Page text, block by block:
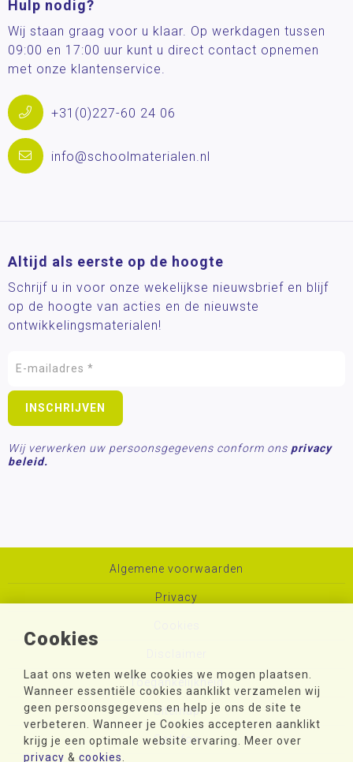
Cookies
Laat ons weten welke cookies we mogen plaatsen.
Wanneer essentiële cookies aanklikt verzamelen wij
geen persoonsgegevens en help je ons de site te
verbeteren. Wanneer je Cookies accepteren aanklikt
krijg je een optimale website ervaring. Meer over
privacy & cookies
Hulp nodig?
Wij staan graag voor u klaar. Op werkdagen tussen
09:00 en 17:00 uur kunt u direct contact opnemen
met onze klantenservice.
+31(0)227-60 24 06
info@schoolmaterialen.nl
Altijd als eerste op de hoogte
Schrijf u in voor onze wekelijkse nieuwsbrief en blijf
op de hoogte van acties en de nieuwste
ontwikkelingsmaterialen!
Wij verwerken uw persoonsgegevens conform ons privacy
beleid.
Algemene voorwaarden
Privacy
Toegankelijkheid
Sitemap
Colofon